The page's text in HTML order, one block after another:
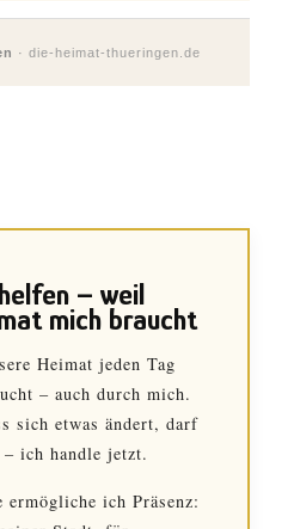
· die-heimat-thueringen.de
– weil
mich braucht
Heimat jeden Tag
– auch durch mich.
sich etwas ändert, darf
ich handle jetzt.
ermögliche ich Präsenz: